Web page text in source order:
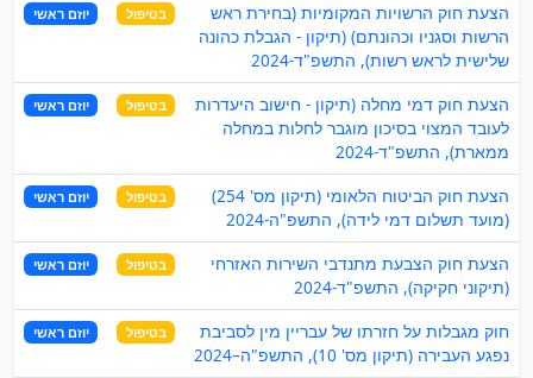
הצעת חוק הרשויות המקומיות (בחירת ראש
הרשות וסגניו וכהונתם) (תיקון - הגבלת כהונה
שלישית לראש רשות), התשפ"ד-2024
בטיפול יוזם ראשי
הצעת חוק דמי מחלה (תיקון - חישוב היעדרות
לעובד המצוי בסיכון מוגבר לחלות במחלה
ממארת), התשפ"ד-2024
בטיפול יוזם ראשי
הצעת חוק הביטוח הלאומי (תיקון מס' 254)
(מועד תשלום דמי לידה), התשפ"ה-2024
בטיפול יוזם ראשי
הצעת חוק הצבעת מתנדבי השירות האזרחי
(תיקוני חקיקה), התשפ"ד-2024
בטיפול יוזם ראשי
חוק מגבלות על חזרתו של עבריין מין לסביבת
נפגע העבירה (תיקון מס' 10), התשפ"ה–2024
בטיפול יוזם ראשי